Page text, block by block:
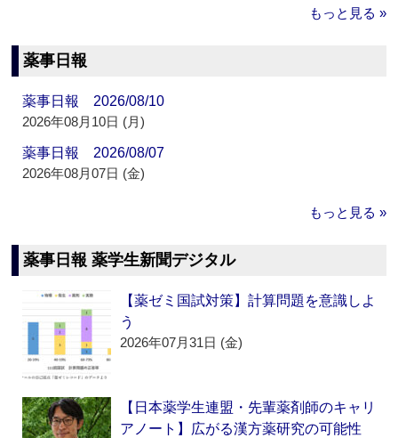
もっと見る »
薬事日報
薬事日報 2026/08/10
2026年08月10日 (月)
薬事日報 2026/08/07
2026年08月07日 (金)
もっと見る »
薬事日報 薬学生新聞デジタル
【薬ゼミ国試対策】計算問題を意識しよ
う
2026年07月31日 (金)
【日本薬学生連盟・先輩薬剤師のキャリ
アノート】広がる漢方薬研究の可能性